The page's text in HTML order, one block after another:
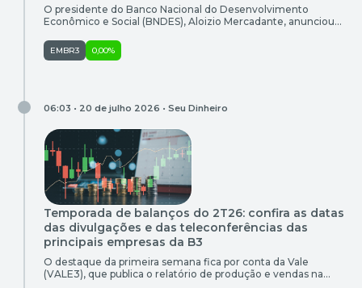
O presidente do Banco Nacional do Desenvolvimento
Econômico e Social (BNDES), Aloizio Mercadante, anunciou
três maiores companhias aéreas brasileiras e a regional
Abaeté, sendo R$ 8 bilhões em capital de giro. A taxa de
EMBR3 0,00%
06:03 • 20 de julho 2026 • Seu Dinheiro
Temporada de balanços do 2T26: confira as datas
das divulgações e das teleconferências das
principais empresas da B3
O destaque da primeira semana fica por conta da Vale
(VALE3), que publica o relatório de produção e vendas na